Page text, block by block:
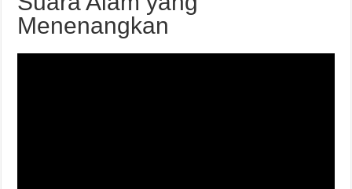
Menenangkan